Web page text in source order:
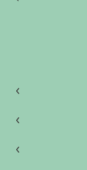
و واقع‌بینانه
کلینیکی مؤثر
بهترین روش
اوزمپیک،